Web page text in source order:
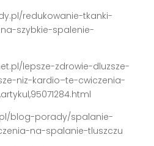
redukowanie-tkanki-
szybkie-spalenie-
lepsze-zdrowie-dluzsze-
niz-kardio–te-cwiczenia-
blog-porady/spalanie-
na-spalanie-tluszczu